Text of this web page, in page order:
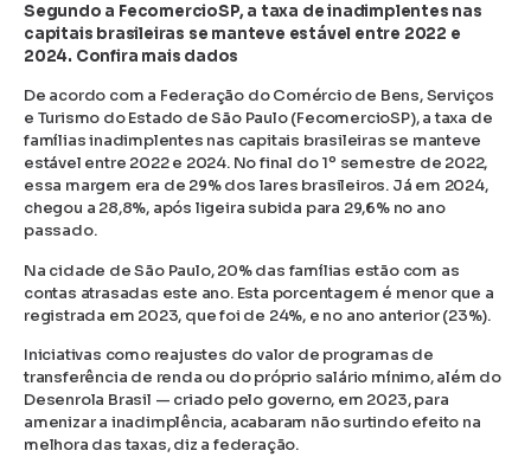
Segundo a FecomercioSP, a taxa de inadimplentes nas
capitais brasileiras se manteve estável entre 2022 e
2024. Confira mais dados
De acordo com a Federação do Comércio de Bens, Serviços
e Turismo do Estado de São Paulo (FecomercioSP), a taxa de
famílias inadimplentes nas capitais brasileiras se manteve
estável entre 2022 e 2024. No final do 1º semestre de 2022,
essa margem era de 29% dos lares brasileiros. Já em 2024,
chegou a 28,8%, após ligeira subida para 29,6% no ano
passado.
Na cidade de São Paulo, 20% das famílias estão com as
contas atrasadas este ano. Esta porcentagem é menor que a
registrada em 2023, que foi de 24%, e no ano anterior (23%).
Iniciativas como reajustes do valor de programas de
transferência de renda ou do próprio salário mínimo, além do
Desenrola Brasil — criado pelo governo, em 2023, para
amenizar a inadimplência, acabaram não surtindo efeito na
melhora das taxas, diz a federação.